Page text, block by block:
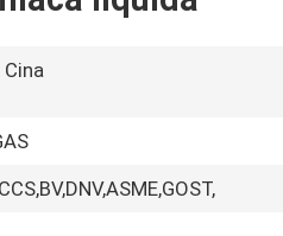
Cina